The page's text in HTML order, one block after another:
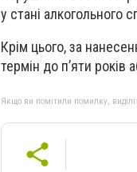
у стані алкогольного
Крім цього, за
термін до п’яти років
Якщо ви помітили помилку,